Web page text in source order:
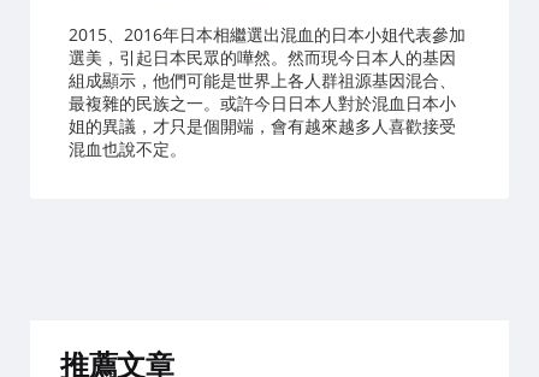
2015、2016年日本相繼選出混血的日本小姐代表參加
選美，引起日本民眾的嘩然。然而現今日本人的基因
組成顯示，他們可能是世界上各人群祖源基因混合、
最複雜的民族之一。或許今日日本人對於混血日本小
姐的異議，才只是個開端，會有越來越多人喜歡接受
混血也說不定。
推薦文章